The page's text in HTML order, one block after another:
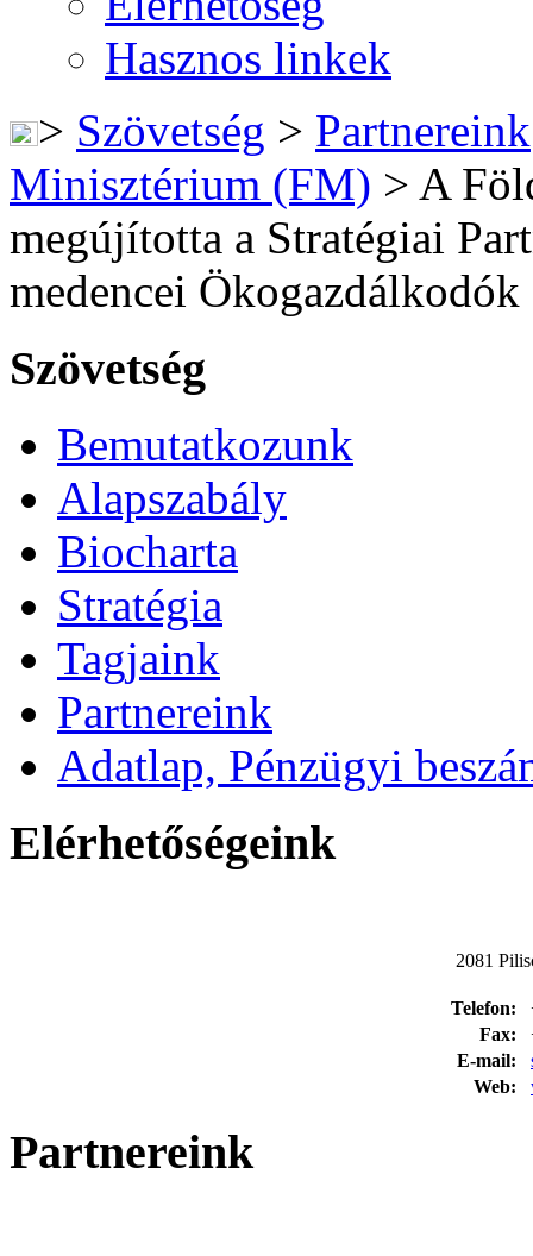
Hasznos linkek
> Szövetség > Partnereink
Minisztérium (FM) > A
megújította a Stratégiai
medencei Ökogazdálkodók
Szövetség
Bemutatkozunk
Alapszabály
Biocharta
Stratégia
Tagjaink
Partnereink
Adatlap, Pénzügyi
Elérhetőségeink
2081
Telefon:
Fax:
E-mail:
Web:
Partnereink